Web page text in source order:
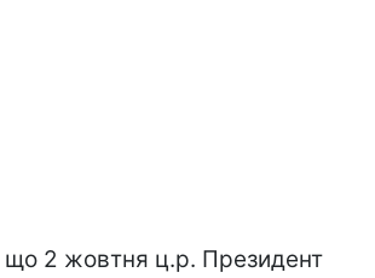
що 2 жовтня ц.р. Президент